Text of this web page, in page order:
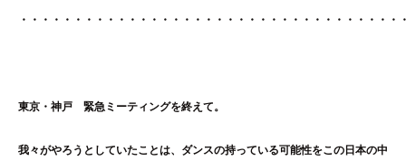
・・・・・・・・・・・・・・・・・・・・・・・・・・・・・・・・・・・
東京・神戸 緊急ミーティングを終えて。
我々がやろうとしていたことは、ダンスの持っている可能性をこの日本の中